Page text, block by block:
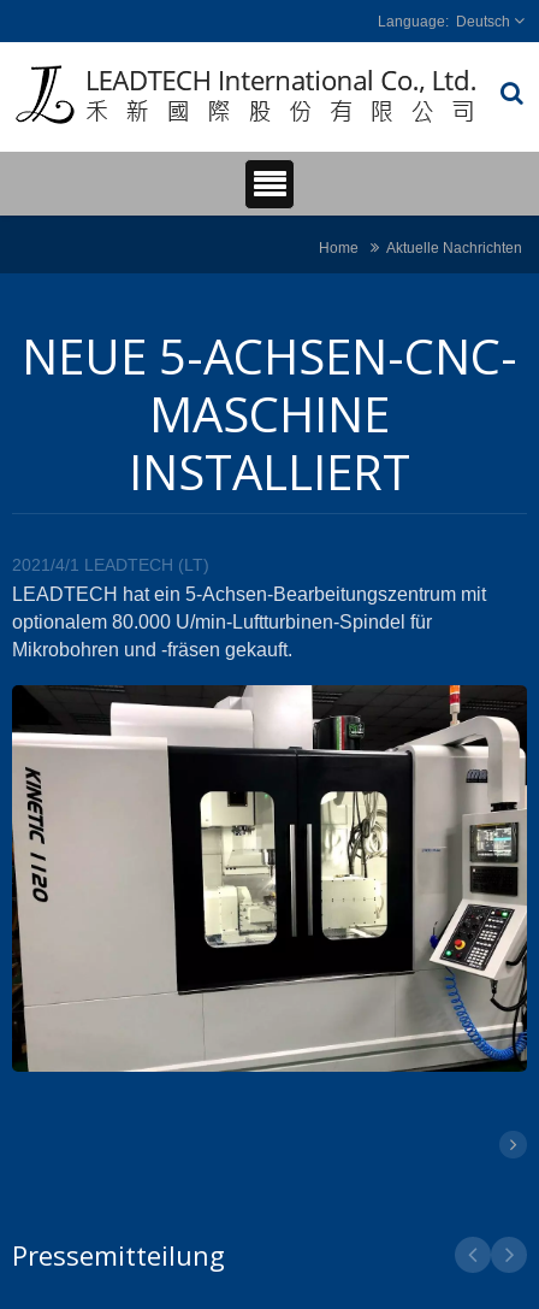
Deutsch
Home Aktuelle Nachrichten
NEUE 5-ACHSEN-CNC-
MASCHINE
INSTALLIERT
2021/4/1 LEADTECH (LT)
LEADTECH hat ein 5-Achsen-Bearbeitungszentrum mit
optionalem 80.000 U/min-Luftturbinen-Spindel für
Mikrobohren und -fräsen gekauft.
Pressemitteilung